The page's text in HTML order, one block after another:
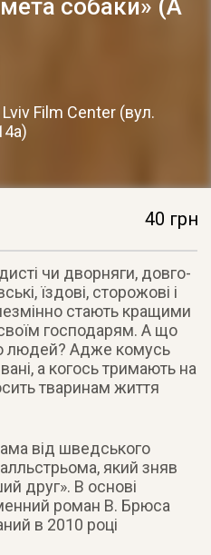
собаки» (A
Lviv Film Center (вул.
)
40 грн
чи дворняги, довго-
їздові, сторожові і
стають кращими
господарям. А що
людей? Адже комусь
а когось тримають на
тваринам життя
від шведського
який зняв
друг». В основі
роман В. Брюса
в 2010 році